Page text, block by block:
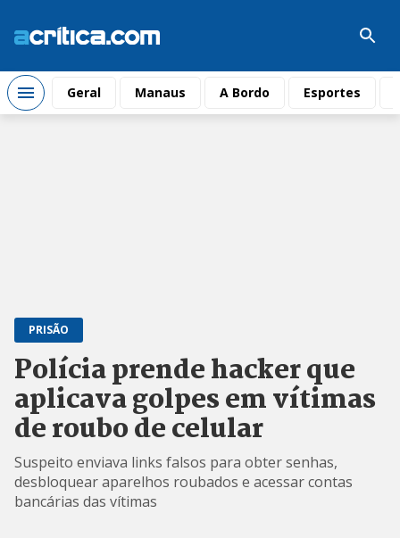
Geral Manaus A Bordo Esportes
PRISÃO
Polícia prende hacker que
aplicava golpes em vítimas
de roubo de celular
Suspeito enviava links falsos para obter senhas,
desbloquear aparelhos roubados e acessar contas
bancárias das vítimas